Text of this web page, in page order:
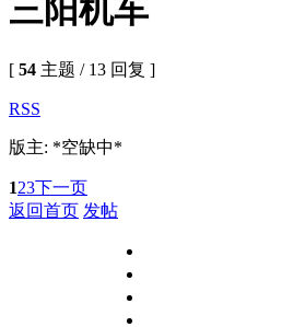
三阳机车
[ 54 主题 / 13 回复 ]
RSS
版主: *空缺中*
123下一页
返回首页 发帖